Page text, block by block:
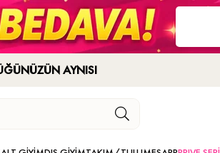
AYNISI